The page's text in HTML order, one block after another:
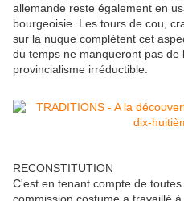
allemande reste également en
bourgeoisie. Les tours de cou,
sur la nuque complètent cet
du temps ne manqueront pas
provincialisme irréductible.
RECONSTITUTION
C'est en tenant compte de
commission costume a travaillé